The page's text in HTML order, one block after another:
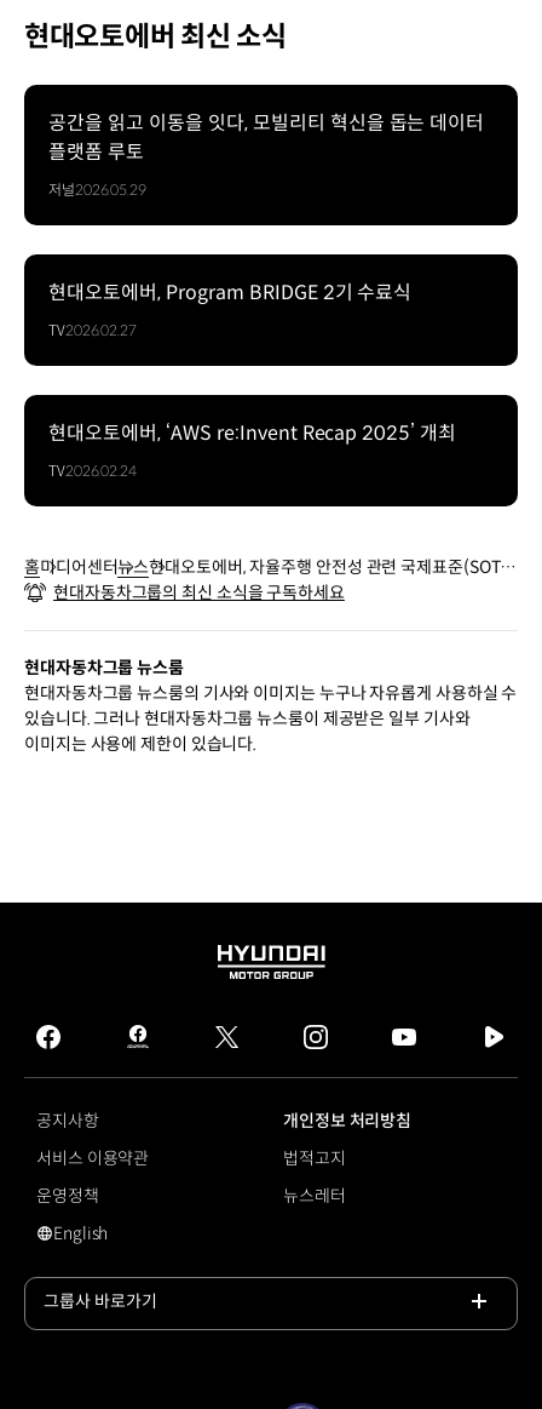
현대오토에버 최신 소식
공간을 읽고 이동을 잇다, 모빌리티 혁신을 돕는 데이터
플랫폼 루토
저널2026.05.29
현대오토에버, Program BRIDGE 2기 수료식
TV2026.02.27
현대오토에버, ‘AWS re:Invent Recap 2025’ 개최
TV2026.02.24
홈미디어센터뉴스현대오토에버, 자율주행 안전성 관련 국제표준(SOTI
F) 인증 획득
현대자동차그룹의 최신 소식을 구독하세요
현대자동차그룹 뉴스룸
현대자동차그룹 뉴스룸의 기사와 이미지는 누구나 자유롭게 사용하실 수
있습니다. 그러나 현대자동차그룹 뉴스룸이 제공받은 일부 기사와
이미지는 사용에 제한이 있습니다.
HYUNDAI
GROUP
facebook
hmg
journal
twitter instagram
tv
공지사항
개인정보 처리방침
서비스 이용약관
법적고지
운영정책
뉴스레터
영문 사이트로 이동
English
그룹사 바로가기